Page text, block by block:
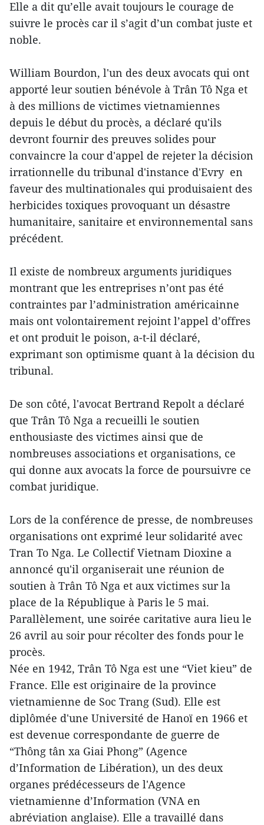
Elle a dit qu’elle avait toujours le courage de
suivre le procès car il s’agit d’un combat juste et
noble.
William Bourdon, l'un des deux avocats qui ont
apporté leur soutien bénévole à Trân Tô Nga et
à des millions de victimes vietnamiennes
depuis le début du procès, a déclaré qu'ils
devront fournir des preuves solides pour
convaincre la cour d'appel de rejeter la décision
irrationnelle du tribunal d'instance d'Evry en
faveur des multinationales qui produisaient des
herbicides toxiques provoquant un désastre
humanitaire, sanitaire et environnemental sans
précédent.
Il existe de nombreux arguments juridiques
montrant que les entreprises n’ont pas été
contraintes par l’administration américainne
mais ont volontairement rejoint l’appel d’offres
et ont produit le poison, a-t-il déclaré,
exprimant son optimisme quant à la décision du
tribunal.
De son côté, l'avocat Bertrand Repolt a déclaré
que Trân Tô Nga a recueilli le soutien
enthousiaste des victimes ainsi que de
nombreuses associations et organisations, ce
qui donne aux avocats la force de poursuivre ce
combat juridique.
Lors de la conférence de presse, de nombreuses
organisations ont exprimé leur solidarité avec
Tran To Nga. Le Collectif Vietnam Dioxine a
annoncé qu'il organiserait une réunion de
soutien à Trân Tô Nga et aux victimes sur la
place de la République à Paris le 5 mai.
Parallèlement, une soirée caritative aura lieu le
26 avril au soir pour récolter des fonds pour le
procès.
Née en 1942, Trân Tô Nga est une “Viet kieu” de
France. Elle est originaire de la province
vietnamienne de Soc Trang (Sud). Elle est
diplômée d'une Université de Hanoï en 1966 et
est devenue correspondante de guerre de
“Thông tân xa Giai Phong” (Agence
d’Information de Libération), un des deux
organes prédécesseurs de l'Agence
vietnamienne d’Information (VNA en
abréviation anglaise). Elle a travaillé dans